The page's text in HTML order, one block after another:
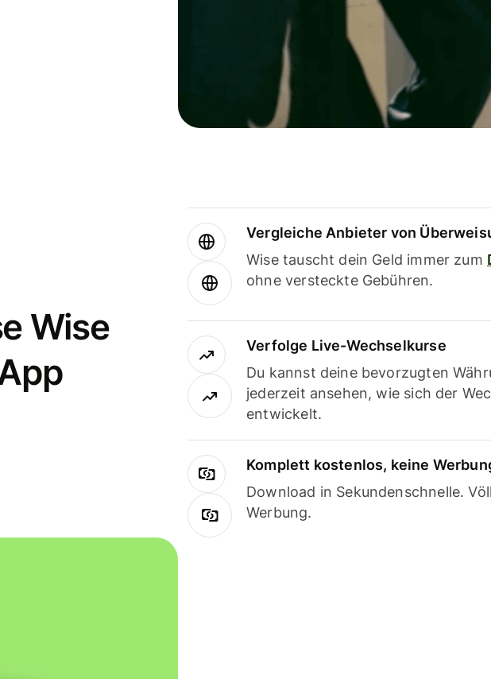
Wise
Vergleiche Anbieter von
Wise tauscht dein Geld immer zum
ohne versteckte Gebühren.
Verfolge Live-Wechselkurse
Du kannst deine bevorzugten
jederzeit ansehen, wie sich der
entwickelt.
Komplett kostenlos, keine
Download in Sekundenschnelle.
Werbung.